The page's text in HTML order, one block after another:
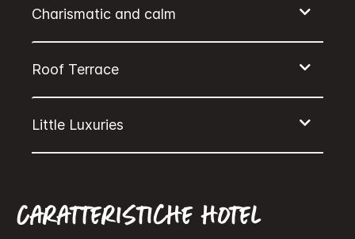
Caratteristiche hotel